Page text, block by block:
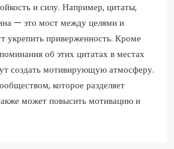
и силу. Например, цитаты,
— это мост между целями и
укрепить приверженность. Кроме
об этих цитатах в местах
создать мотивирующую атмосферу.
которое разделяет
может повысить мотивацию и